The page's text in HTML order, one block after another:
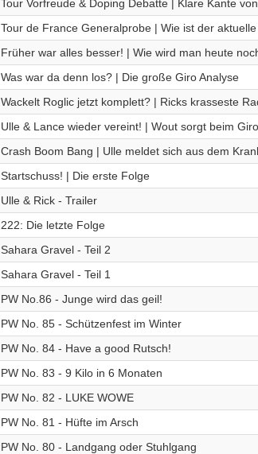
Tour Vorfreude & Doping Debatte | Klare Kante
Tour de France Generalprobe | Wie ist der
Früher war alles besser! | Wie wird man heute
Was war da denn los? | Die große Giro Analyse
Wackelt Roglic jetzt komplett? | Ricks krasseste
Ulle & Lance wieder vereint! | Wout sorgt beim
Crash Boom Bang | Ulle meldet sich aus dem
Startschuss! | Die erste Folge
Ulle & Rick - Trailer
222: Die letzte Folge
Sahara Gravel - Teil 2
Sahara Gravel - Teil 1
PW No.86 - Junge wird das geil!
PW No. 85 - Schützenfest im Winter
PW No. 84 - Have a good Rutsch!
PW No. 83 - 9 Kilo in 6 Monaten
PW No. 82 - LUKE WOWE
PW No. 81 - Hüfte im Arsch
PW No. 80 - Landgang oder Stuhlgang